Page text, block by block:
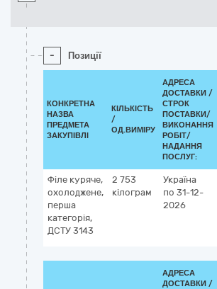
- Позиції
КОНКРЕТНА
НАЗВА
ПРЕДМЕТА
ЗАКУПІВЛІ
КІЛЬКІСТЬ
/
ОД.ВИМІРУ
АДРЕСА
ДОСТАВКИ /
СТРОК
ПОСТАВКИ/
ВИКОНАННЯ
РОБІТ/
НАДАННЯ
ПОСЛУГ:
Філе куряче,
охолоджене,
перша
категорія,
ДСТУ 3143
2 753
кілограм
Україна
по 31-12-
2026
АДРЕСА
ДОСТАВКИ /